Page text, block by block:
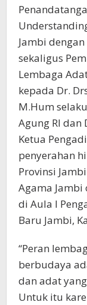
Jambi
sekaligus
Lembaga
kepada Dr.
M.Hum
Agung RI dan
Ketua
penyerahan
Provinsi
Agama
di Aula I
Baru Jambi,
“Peran
berbudaya
dan adat
Untuk itu